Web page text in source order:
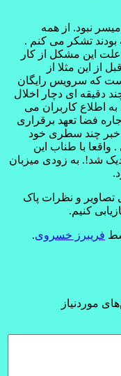
نبود. از همه
تشکر می کنم .
این مشکل از کار
از این مثلا از
که سرویس رایگان
دقیقه ای دچار اخلال
اطلاع کاربران می
فضا تعهد برقراری
خبر چند سطری خود
با طناب این
شد!. به زودی میزبان
و نظرات پاک
کنیم.
فریبرز خسروی.
موردنیاز